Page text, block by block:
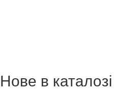
Нове в каталозі